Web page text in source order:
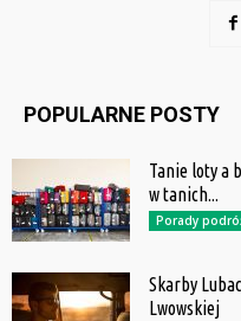
POPULARNE POSTY
Tanie loty a
w tanich...
Porady
Skarby
Lwowskiej